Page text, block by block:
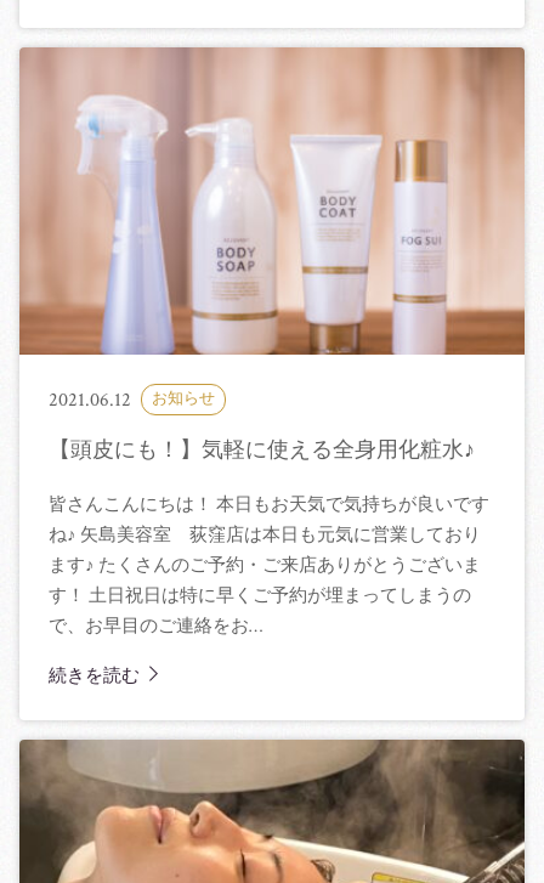
2021.06.12 お知らせ
【頭皮にも！】気軽に使える全身用化粧水♪
皆さんこんにちは！ 本日もお天気で気持ちが良いです
ね♪ 矢島美容室 荻窪店は本日も元気に営業しており
ます♪ たくさんのご予約・ご来店ありがとうございま
す！ 土日祝日は特に早くご予約が埋まってしまうの
で、お早目のご連絡をお…
続きを読む